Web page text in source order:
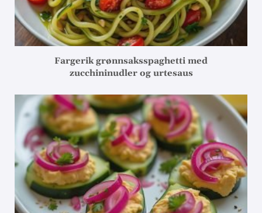
Fargerik grønnsaksspaghetti med
zucchininudler og urtesaus